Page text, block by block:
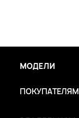
МОДЕЛИ
ПОКУПАТЕЛЯМ